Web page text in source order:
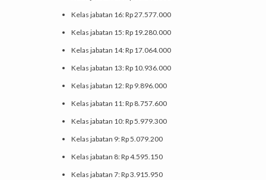
Kelas jabatan 16: Rp 27.577.000
Kelas jabatan 15: Rp 19.280.000
Kelas jabatan 14: Rp 17.064.000
Kelas jabatan 13: Rp 10.936.000
Kelas jabatan 12: Rp 9.896.000
Kelas jabatan 11: Rp 8.757.600
Kelas jabatan 10: Rp 5.979.300
Kelas jabatan 9: Rp 5.079.200
Kelas jabatan 8: Rp 4.595.150
Kelas jabatan 7: Rp 3.915.950